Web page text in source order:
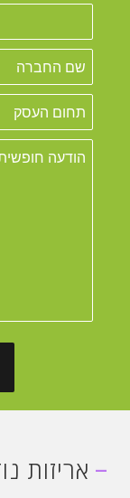
- אריזות